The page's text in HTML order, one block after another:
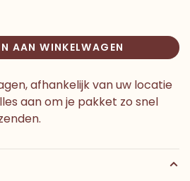
AAN WINKELWAGEN
afhankelijk van uw locatie
aan om je pakket zo snel